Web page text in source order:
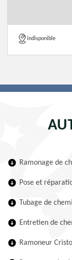
indisponible
Ramonage de
Pose et
Tubage de
Entretien de
Ramoneur